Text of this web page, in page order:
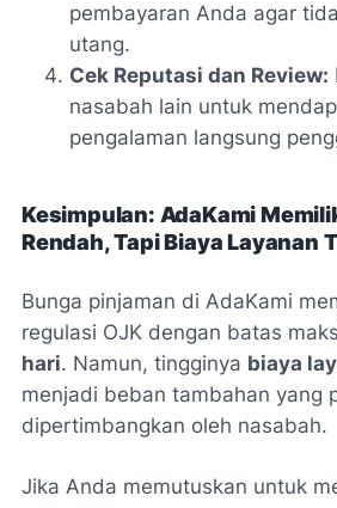
pembayaran Anda agar
utang.
Cek Reputasi dan Review:
nasabah lain untuk
pengalaman langsung
Kesimpulan: AdaKami
Rendah, Tapi Biaya Layanan
Bunga pinjaman di AdaKami
regulasi OJK dengan batas
hari. Namun, tingginya biaya
menjadi beban tambahan yang
dipertimbangkan oleh nasabah.
Jika Anda memutuskan untuk